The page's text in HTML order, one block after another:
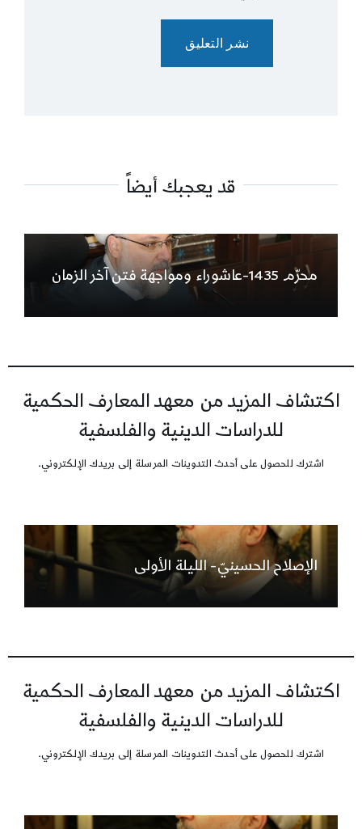
قد يعجبك أيضاً
محرّم 1435-عاشوراء ومواجهة فتن آخر الزمان
اكتشاف المزيد من معهد المعارف الحكمية
للدراسات الدينية والفلسفية
اشترك للحصول على أحدث التدوينات المرسلة إلى بريدك الإلكتروني.
الإصلاح الحسينيّ- الليلة الأولى
اكتشاف المزيد من معهد المعارف الحكمية
للدراسات الدينية والفلسفية
اشترك للحصول على أحدث التدوينات المرسلة إلى بريدك الإلكتروني.